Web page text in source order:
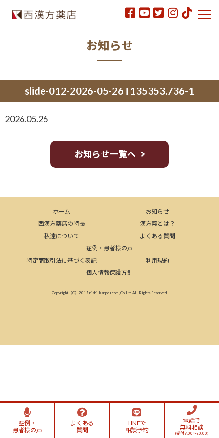
お知らせ
slide-012-2026-05-26T135353.736-1
2026.05.26
お知らせ一覧へ
ホーム
お知らせ
西漢方薬店の特長
漢方薬とは？
私達について
よくある質問
症例・患者様の声
特定商取引法に基づく表記
利用規約
個人情報保護方針
Copyright（C）2018 nishi-kanpou.com.,Co.Ltd All Rights Reserved.
症例・
患者様の声
よくある
質問
LINEで
相談予約
電話で
無料相談
(受付9:00～20:00)